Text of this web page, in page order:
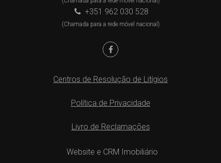
+351 962 030 528
(Chamada para a rede móvel nacional)
Centros de Resolução de Litígios
Política de Privacidade
Livro de Reclamações
Website e CRM Imobiliário